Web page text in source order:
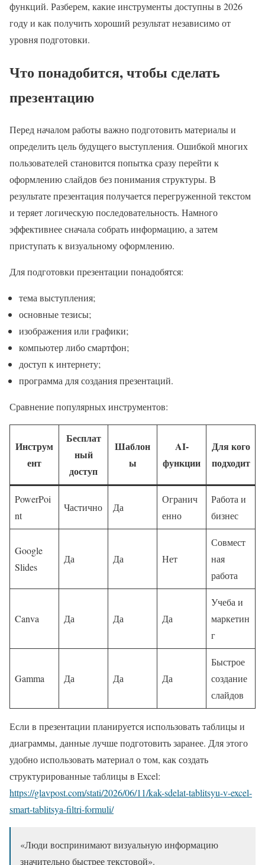
функций. Разберем, какие инструменты доступны в 2026
году и как получить хороший результат независимо от
уровня подготовки.
Что понадобится, чтобы сделать
презентацию
Перед началом работы важно подготовить материалы и
определить цель будущего выступления. Ошибкой многих
пользователей становится попытка сразу перейти к
оформлению слайдов без понимания структуры. В
результате презентация получается перегруженной текстом
и теряет логическую последовательность. Намного
эффективнее сначала собрать информацию, а затем
приступать к визуальному оформлению.
Для подготовки презентации понадобятся:
тема выступления;
основные тезисы;
изображения или графики;
компьютер либо смартфон;
доступ к интернету;
программа для создания презентаций.
Сравнение популярных инструментов:
Инструм
ент
Бесплат
ный
доступ
Шаблон
ы
AI-
функции
Для кого
подходит
PowerPoi
nt
Частично Да
Огранич
енно
Работа и
бизнес
Google
Slides
Да Да Нет
Совмест
ная
работа
Canva Да Да Да
Учеба и
маркетин
г
Gamma Да Да Да
Быстрое
создание
слайдов
Если в презентации планируется использовать таблицы и
диаграммы, данные лучше подготовить заранее. Для этого
удобно использовать материал о том, как создать
структурированные таблицы в Excel:
https://glavpost.com/stati/2026/06/11/kak-sdelat-tablitsyu-v-excel-
smart-tablitsya-filtri-formuli/
«Люди воспринимают визуальную информацию
значительно быстрее текстовой».